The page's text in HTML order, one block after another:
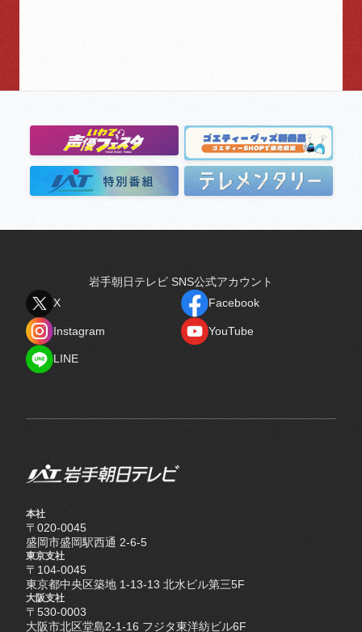
岩手朝日テレビ SNS公式アカウント
X
Facebook
Instagram
YouTube
LINE
本社
〒020-0045
盛岡市盛岡駅西通 2-6-5
東京支社
〒104-0045
東京都中央区築地 1-13-13 北水ビル第三5F
大阪支社
〒530-0003
大阪市北区堂島2-1-16 フジタ東洋紡ビル6F